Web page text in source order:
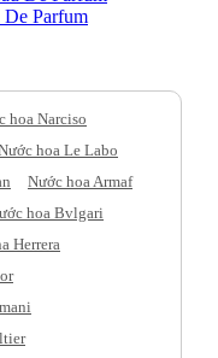
Parfum
hoa Narciso
hoa Le Labo
Nước hoa Armaf
hoa Bvlgari
Herrera